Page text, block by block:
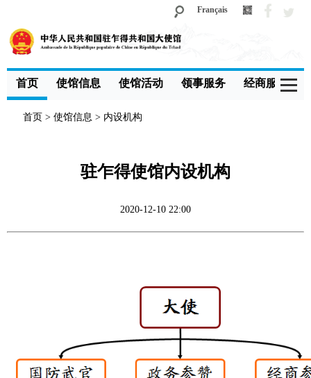
Français
首页 使馆信息 使馆活动 领事服务 经商服务
首页 > 使馆信息 > 内设机构
驻乍得使馆内设机构
2020-12-10 22:00